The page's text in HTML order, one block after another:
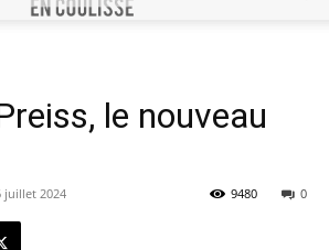
le nouveau
juillet 2024 0
9480